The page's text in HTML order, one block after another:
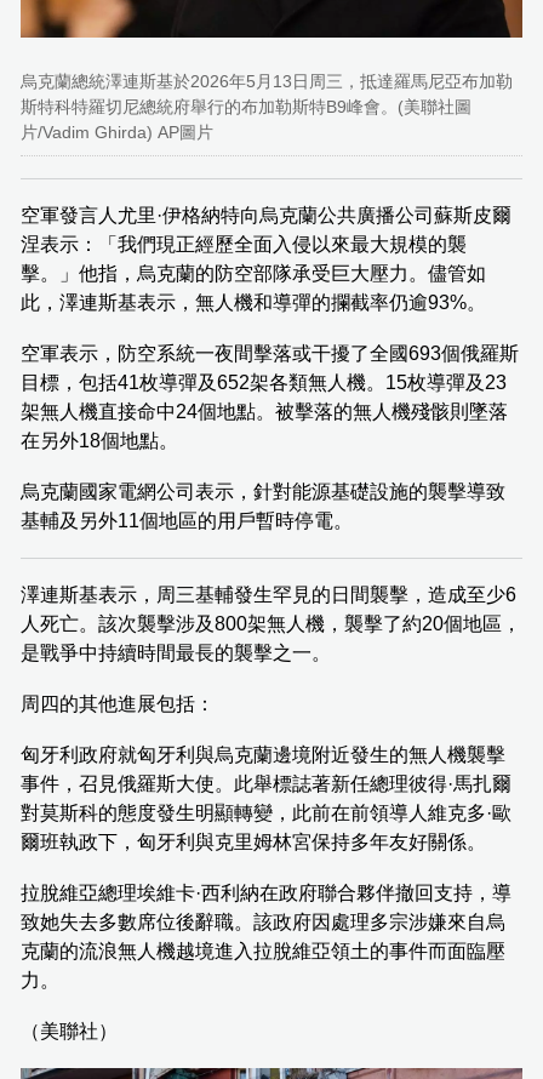
烏克蘭總統澤連斯基於2026年5月13日周三，抵達羅馬尼亞布加勒
斯特科特羅切尼總統府舉行的布加勒斯特B9峰會。(美聯社圖
片/Vadim Ghirda) AP圖片
空軍發言人尤里·伊格納特向烏克蘭公共廣播公司蘇斯皮爾
涅表示：「我們現正經歷全面入侵以來最大規模的襲
擊。」他指，烏克蘭的防空部隊承受巨大壓力。儘管如
此，澤連斯基表示，無人機和導彈的攔截率仍逾93%。
空軍表示，防空系統一夜間擊落或干擾了全國693個俄羅斯
目標，包括41枚導彈及652架各類無人機。15枚導彈及23
架無人機直接命中24個地點。被擊落的無人機殘骸則墜落
在另外18個地點。
烏克蘭國家電網公司表示，針對能源基礎設施的襲擊導致
基輔及另外11個地區的用戶暫時停電。
澤連斯基表示，周三基輔發生罕見的日間襲擊，造成至少6
人死亡。該次襲擊涉及800架無人機，襲擊了約20個地區，
是戰爭中持續時間最長的襲擊之一。
周四的其他進展包括：
匈牙利政府就匈牙利與烏克蘭邊境附近發生的無人機襲擊
事件，召見俄羅斯大使。此舉標誌著新任總理彼得·馬扎爾
對莫斯科的態度發生明顯轉變，此前在前領導人維克多·歐
爾班執政下，匈牙利與克里姆林宮保持多年友好關係。
拉脫維亞總理埃維卡·西利納在政府聯合夥伴撤回支持，導
致她失去多數席位後辭職。該政府因處理多宗涉嫌來自烏
克蘭的流浪無人機越境進入拉脫維亞領土的事件而面臨壓
力。
（美聯社）